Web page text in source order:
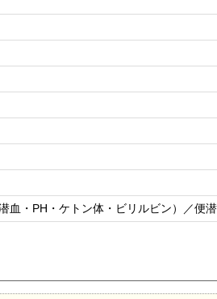
血・PH・ケトン体・ビリルビン）／便潜